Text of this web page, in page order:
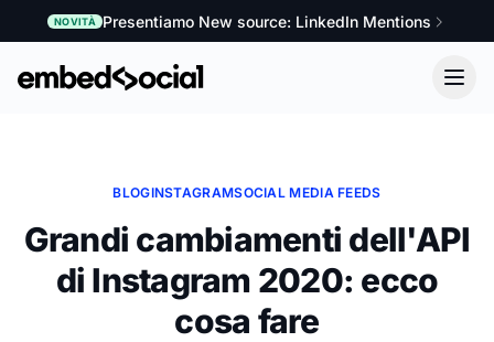
NOVITÀ Presentiamo New source: LinkedIn Mentions
BLOGINSTAGRAMSOCIAL MEDIA FEEDS
Grandi cambiamenti dell'API
di Instagram 2020: ecco
cosa fare